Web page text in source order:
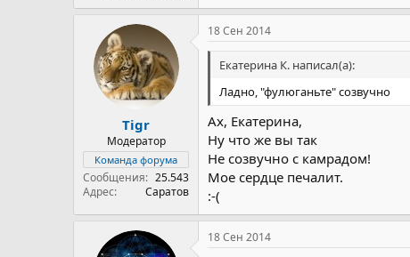
Tigr
Модератор
Команда форума
Сообщения
25.543
Адрес
Саратов
18 Сен 2014
Екатерина К. написал(а):
Ладно, "фулюганьте" созвучно
Ах, Екатерина,
Ну что же вы так
Не созвучно с камрадом!
Мое сердце печалит.
:-(
18 Сен 2014